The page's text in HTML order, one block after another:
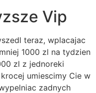
Vip
teraz, wplacajac
1000 zl na tydzien
zl z jednoreki
umiescimy Cie w
zadnych